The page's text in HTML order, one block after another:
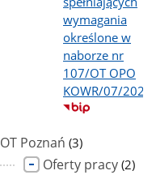
wymagania
określone w
naborze nr
107/OT OPO
KOWR/07/2026
OT Poznań liczba
podstron
(3)
Oferty pracy liczba
(2)